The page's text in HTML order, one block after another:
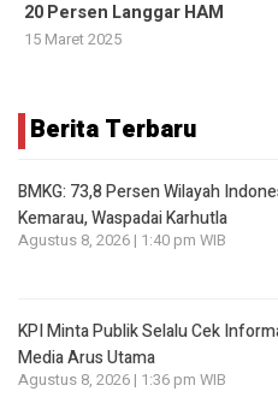
20 Persen Langgar HAM
15 Maret 2025
Berita Terbaru
BMKG: 73,8 Persen Wilayah
Kemarau, Waspadai Karhutla
Agustus 8, 2026 | 1:40 pm WIB
KPI Minta Publik Selalu Cek
Media Arus Utama
Agustus 8, 2026 | 1:36 pm WIB